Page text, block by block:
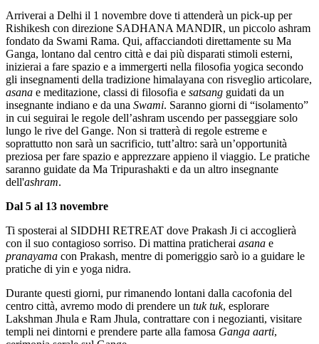
Arriverai a Delhi il 1 novembre dove ti attenderà un pick-up per
Rishikesh con direzione SADHANA MANDIR, un piccolo ashram
fondato da Swami Rama. Qui, affacciandoti direttamente su Ma
Ganga, lontano dal centro città e dai più disparati stimoli esterni,
inizierai a fare spazio e a immergerti nella filosofia yogica secondo
gli insegnamenti della tradizione himalayana con risveglio articolare,
asana e meditazione, classi di filosofia e satsang guidati da un
insegnante indiano e da una Swami. Saranno giorni di “isolamento”
in cui seguirai le regole dell’ashram uscendo per passeggiare solo
lungo le rive del Gange. Non si tratterà di regole estreme e
soprattutto non sarà un sacrificio, tutt’altro: sarà un’opportunità
preziosa per fare spazio e apprezzare appieno il viaggio. Le pratiche
saranno guidate da Ma Tripurashakti e da un altro insegnante
dell'ashram.
Dal 5 al 13 novembre
Ti sposterai al SIDDHI RETREAT dove Prakash Ji ci accoglierà
con il suo contagioso sorriso. Di mattina praticherai asana e
pranayama con Prakash, mentre di pomeriggio sarò io a guidare le
pratiche di yin e yoga nidra.
Durante questi giorni, pur rimanendo lontani dalla cacofonia del
centro città, avremo modo di prendere un tuk tuk, esplorare
Lakshman Jhula e Ram Jhula, contrattare con i negozianti, visitare
templi nei dintorni e prendere parte alla famosa Ganga aarti,